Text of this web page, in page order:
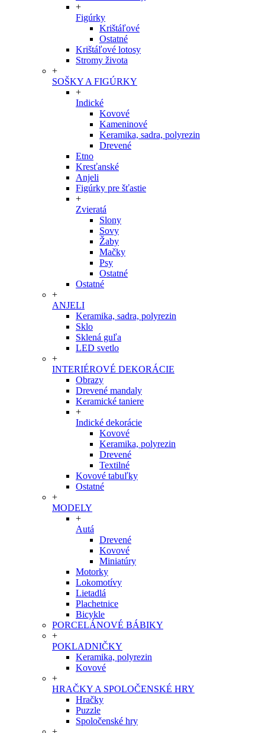
+
Figúrky
Krištáľové
Ostatné
Krištáľové lotosy
Stromy života
+
SOŠKY A FIGÚRKY
+
Indické
Kovové
Kameninové
Keramika, sadra, polyrezin
Drevené
Etno
Kresťanské
Anjeli
Figúrky pre šťastie
+
Zvieratá
Slony
Sovy
Žaby
Mačky
Psy
Ostatné
Ostatné
+
ANJELI
Keramika, sadra, polyrezin
Sklo
Sklená guľa
LED svetlo
+
INTERIÉROVÉ DEKORÁCIE
Obrazy
Drevené mandaly
Keramické taniere
+
Indické dekorácie
Kovové
Keramika, polyrezin
Drevené
Textilné
Kovové tabuľky
Ostatné
+
MODELY
+
Autá
Drevené
Kovové
Miniatúry
Motorky
Lokomotívy
Lietadlá
Plachetnice
Bicykle
PORCELÁNOVÉ BÁBIKY
+
POKLADNIČKY
Keramika, polyrezin
Kovové
+
HRAČKY A SPOLOČENSKÉ HRY
Hračky
Puzzle
Spoločenské hry